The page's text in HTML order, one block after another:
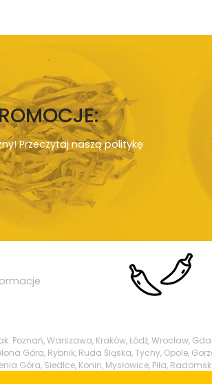
Przeczytaj nasząpolitykę
Warszawa, Kraków, Łódź, Wrocław,
Góra, Rybnik, Ruda Śląska, Tychy, Opole,
Góra, Siedlce, Konin, Mysłowice, Piła,